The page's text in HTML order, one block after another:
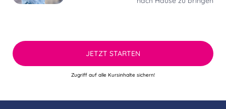
JETZT STARTEN
Zugriff auf alle Kursinhalte sichern!